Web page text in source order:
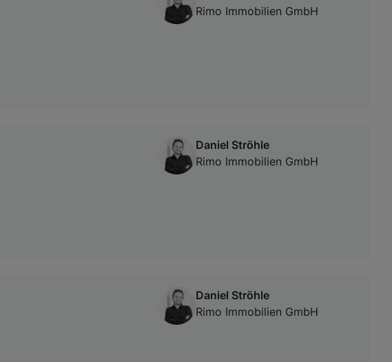
Rimo Immobilien GmbH
Daniel Ströhle
Rimo Immobilien GmbH
Daniel Ströhle
Rimo Immobilien GmbH